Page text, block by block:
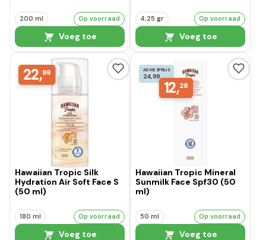
200 ml Op voorraad
Voeg toe
4,25 gr Op voorraad
Voeg toe
22,99
Hawaiian Tropic Silk
Hydration Air Soft Face S
(50 ml)
180 ml Op voorraad
Voeg toe
ADVIESPRIJS
24,99
12,28
Hawaiian Tropic Mineral
Sunmilk Face Spf30 (50
ml)
50 ml Op voorraad
Voeg toe